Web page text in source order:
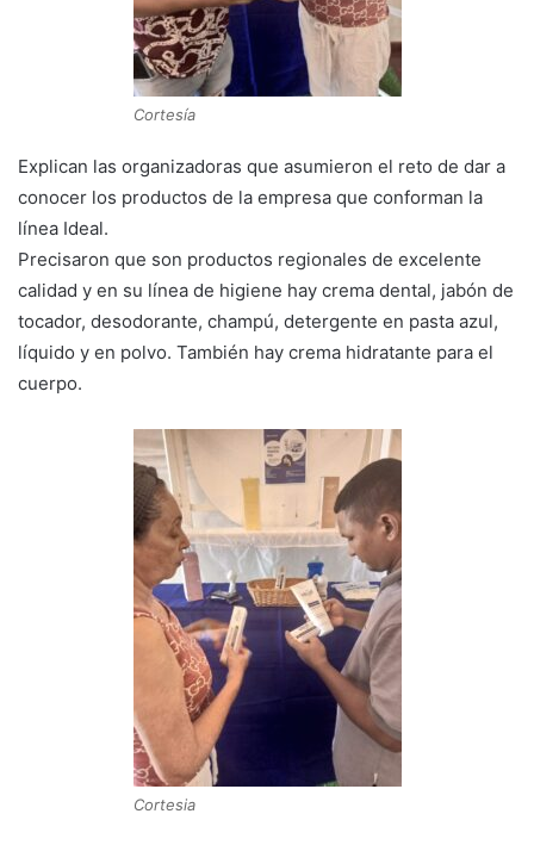
Cortesía
Explican las organizadoras que asumieron el reto de dar a
conocer los productos de la empresa que conforman la
línea Ideal.
Precisaron que son productos regionales de excelente
calidad y en su línea de higiene hay crema dental, jabón de
tocador, desodorante, champú, detergente en pasta azul,
líquido y en polvo. También hay crema hidratante para el
cuerpo.
Cortesia